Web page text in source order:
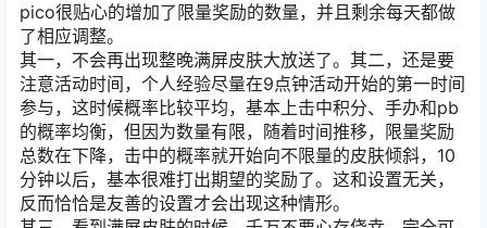
pico很贴心的增加了限量奖励的数量，并且剩余每天都做
了相应调整。
其一，不会再出现整晚满屏皮肤大放送了。其二，还是要
注意活动时间，个人经验尽量在9点钟活动开始的第一时间
参与，这时候概率比较平均，基本上击中积分、手办和pb
的概率均衡，但因为数量有限，随着时间推移，限量奖励
总数在下降，击中的概率就开始向不限量的皮肤倾斜，10
分钟以后，基本很难打出期望的奖励了。这和设置无关，
反而恰恰是友善的设置才会出现这种情形。